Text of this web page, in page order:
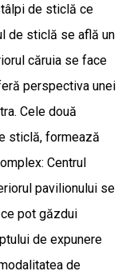
de sticlă ce
de sticlă se află un
căruia se face
perspectiva unei
Cele două
sticlă, formează
Centrul
pavilionului se
pot găzdui
de expunere
de